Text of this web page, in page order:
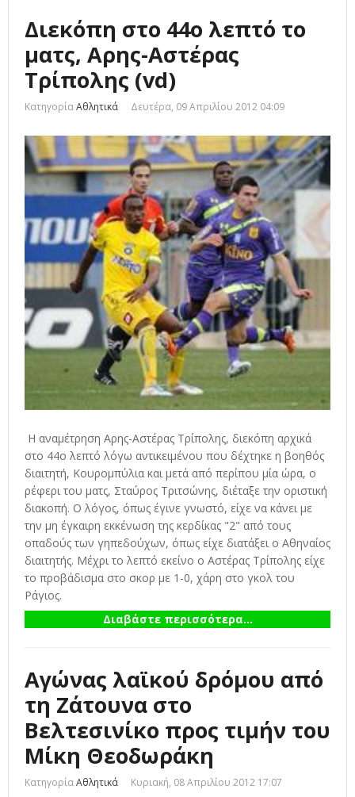
Διεκόπη στο 44ο λεπτό το
ματς, Αρης-Αστέρας
Τρίπολης (vd)
ΚατηγορίαΑθλητικά Δευτέρα, 09 Απριλίου 2012 04:09
Η αναμέτρηση Αρης-Αστέρας Τρίπολης, διεκόπη αρχικά
στο 44ο λεπτό λόγω αντικειμένου που δέχτηκε η βοηθός
διαιτητή, Κουρομπύλια και μετά από περίπου μία ώρα, ο
ρέφερι του ματς, Σταύρος Τριτσώνης, διέταξε την οριστική
διακοπή. Ο λόγος, όπως έγινε γνωστό, είχε να κάνει με
την μη έγκαιρη εκκένωση της κερδίκας "2" από τους
οπαδούς των γηπεδούχων, όπως είχε διατάξει ο Αθηναίος
διαιτητής. Μέχρι το λεπτό εκείνο ο Αστέρας Τρίπολης είχε
το προβάδισμα στο σκορ με 1-0, χάρη στο γκολ του
Ράγιος.
Διαβάστε περισσότερα...
Αγώνας λαϊκού δρόμου από
τη Ζάτουνα στο
Βελτεσινίκο προς τιμήν του
Μίκη Θεοδωράκη
ΚατηγορίαΑθλητικά Κυριακή, 08 Απριλίου 2012 17:07